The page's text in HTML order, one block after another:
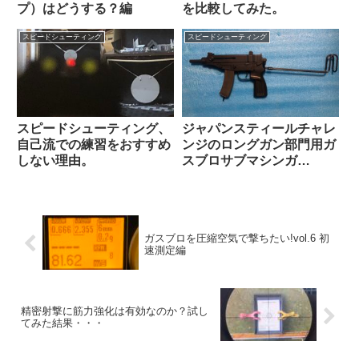
プ）はどうする？編
を比較してみた。
スピードシューティング
スピードシューティング、
自己流での練習をおすすめ
しない理由。
スピードシューティング
ジャパンスティールチャレ
ンジのロングガン部門用ガ
スブロサブマシンガ
ガスブロを圧縮空気で撃ちたい!vol.6 初
速測定編
精密射撃に筋力強化は有効なのか？試し
てみた結果・・・